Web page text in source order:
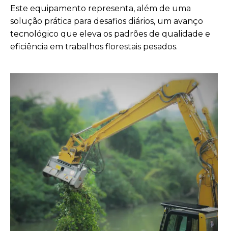
Este equipamento representa, além de uma
solução prática para desafios diários, um avanço
tecnológico que eleva os padrões de qualidade e
eficiência em trabalhos florestais pesados.